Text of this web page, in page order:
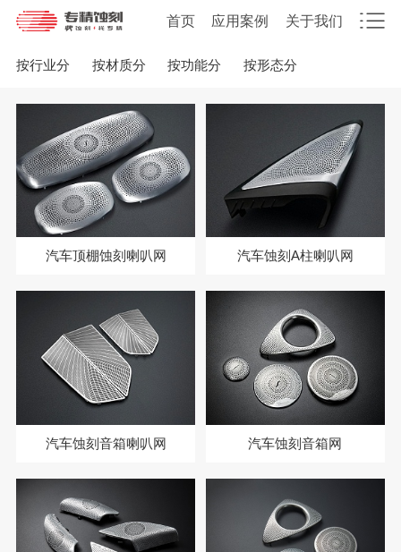
首页 应用案例 关于我们
按行业分 按材质分 按功能分 按形态分
汽车顶棚蚀刻喇叭网 汽车蚀刻A柱喇叭网
汽车蚀刻音箱喇叭网 汽车蚀刻音箱网